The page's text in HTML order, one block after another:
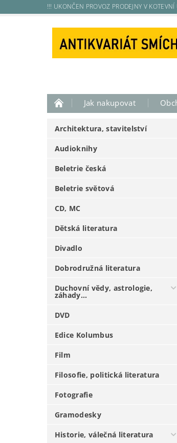
!!! UKONČEN PROVOZ PRODEJNY V
Jak nakupovat
Architektura, stavitelství
Audioknihy
Beletrie česká
Beletrie světová
CD, MC
Dětská literatura
Divadlo
Dobrodružná literatura
Duchovní vědy, astrologie,
záhady...
DVD
Edice Kolumbus
Film
Filosofie, politická literatura
Fotografie
Gramodesky
Historie, válečná literatura